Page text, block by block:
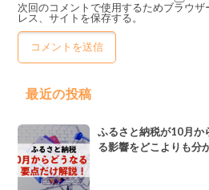
次回のコメントで使用するためブラウ
レス、サイトを保存する。
最近の投稿
ふるさと納税が10月か
る影響をどこよりも分